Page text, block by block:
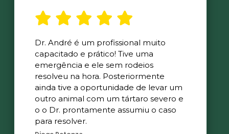
Dr. André é um profissional muito
capacitado e prático! Tive uma
emergência e ele sem rodeios
resolveu na hora. Posteriormente
ainda tive a oportunidade de levar um
outro animal com um tártaro severo e
o o Dr. prontamente assumiu o caso
para resolver.